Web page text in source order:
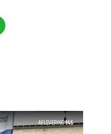
AFLEVERING 146